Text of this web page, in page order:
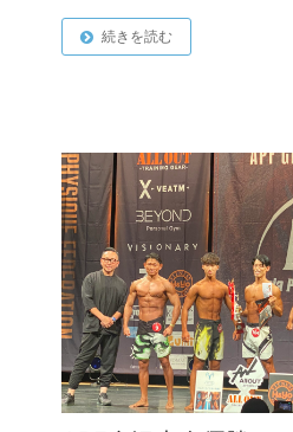
続きを読む